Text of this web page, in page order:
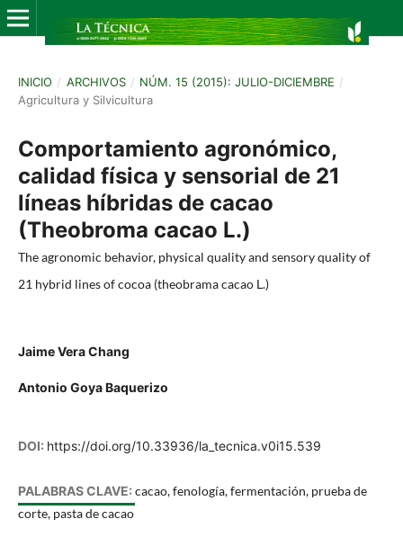
INICIO / ARCHIVOS / NÚM. 15 (2015): JULIO-DICIEMBRE /
Agricultura y Silvicultura
Comportamiento agronómico,
calidad física y sensorial de 21
líneas híbridas de cacao
(Theobroma cacao L.)
The agronomic behavior, physical quality and sensory quality of
21 hybrid lines of cocoa (theobrama cacao L.)
Jaime Vera Chang
Antonio Goya Baquerizo
DOI: https://doi.org/10.33936/la_tecnica.v0i15.539
PALABRAS CLAVE: cacao, fenología, fermentación, prueba de
corte, pasta de cacao